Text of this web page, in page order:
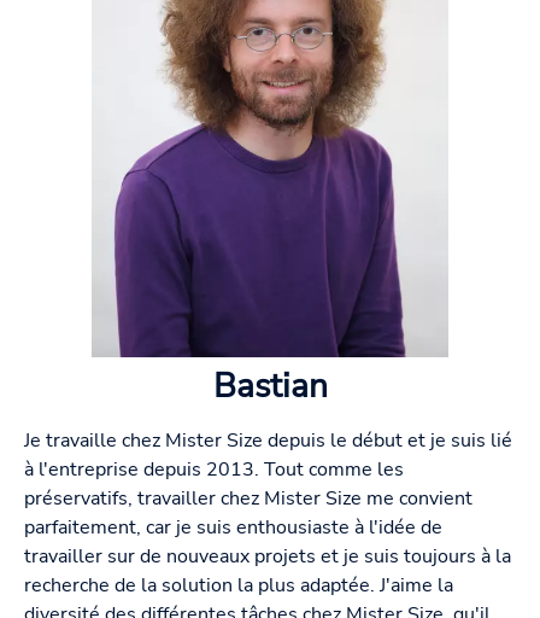
Bastian
Je travaille chez Mister Size depuis le début et je suis lié
à l'entreprise depuis 2013. Tout comme les
préservatifs, travailler chez Mister Size me convient
parfaitement, car je suis enthousiaste à l'idée de
travailler sur de nouveaux projets et je suis toujours à la
recherche de la solution la plus adaptée. J'aime la